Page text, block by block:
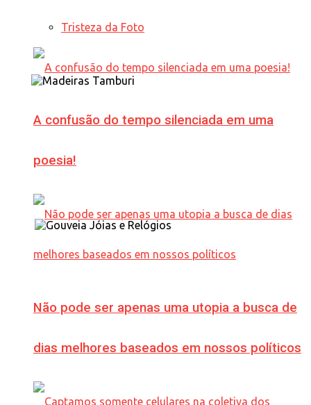
Tristeza da Foto
A confusão do tempo silenciada em uma
poesia!
Não pode ser apenas uma utopia a busca de
dias melhores baseados em nossos políticos